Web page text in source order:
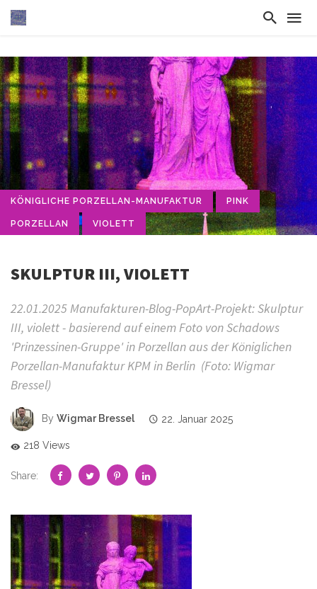
KÖNIGLICHE PORZELLAN-MANUFAKTUR PINK
PORZELLAN VIOLETT
SKULPTUR III, VIOLETT
22.01.2025 Manufakturen-Blog-PopArt-Projekt: Skulptur
III, violett - basierend auf einem Foto von Schadows
'Prinzessinen-Gruppe' in Porzellan aus der Königlichen
Porzellan-Manufaktur KPM in Berlin (Foto: Wigmar
Bressel)
By Wigmar Bressel 22. Januar 2025
218 Views
Share: